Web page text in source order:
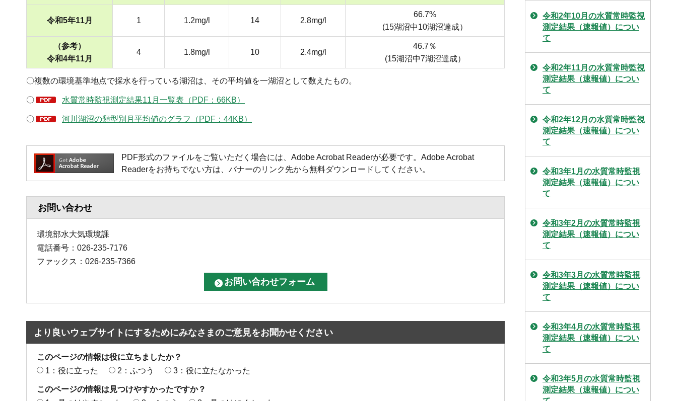
令和5年11月 1 1.2mg/l 14 2.8mg/l
66.7%
(15湖沼中10湖沼達成）
（参考）
令和4年11月
4 1.8mg/l 10 2.4mg/l
46.7％
(15湖沼中7湖沼達成）
〇複数の環境基準地点で採水を行っている湖沼は、その平均値を一湖沼として数えたもの。
〇 水質常時監視測定結果11月一覧表（PDF：66KB）
〇 河川湖沼の類型別月平均値のグラフ（PDF：44KB）
PDF形式のファイルをご覧いただく場合には、Adobe Acrobat Readerが必要です。Adobe Acrobat
Readerをお持ちでない方は、バナーのリンク先から無料ダウンロードしてください。
お問い合わせ
環境部水大気環境課
電話番号：026-235-7176
ファックス：026-235-7366
より良いウェブサイトにするためにみなさまのご意見をお聞かせください
このページの情報は役に立ちましたか？
1：役に立った
2：ふつう 3：役に立たなかった
このページの情報は見つけやすかったですか？
令和2年10月の水質常時監視
測定結果（速報値）につい
て
令和2年11月の水質常時監視
測定結果（速報値）につい
て
令和2年12月の水質常時監視
測定結果（速報値）につい
て
令和3年1月の水質常時監視
測定結果（速報値）につい
て
令和3年2月の水質常時監視
測定結果（速報値）につい
て
令和3年3月の水質常時監視
測定結果（速報値）につい
て
令和3年4月の水質常時監視
測定結果（速報値）につい
て
令和3年5月の水質常時監視
測定結果（速報値）につい